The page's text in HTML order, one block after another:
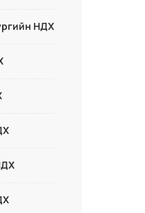
НДХ